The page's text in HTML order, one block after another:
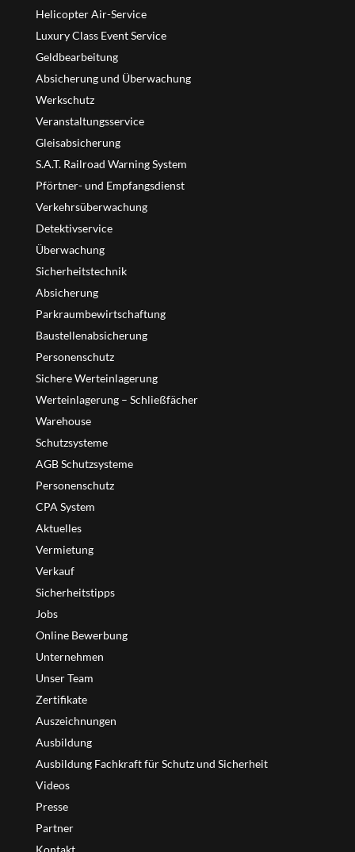
Helicopter Air-Service
Luxury Class Event Service
Geldbearbeitung
Absicherung und Überwachung
Werkschutz
Veranstaltungsservice
Gleisabsicherung
S.A.T. Railroad Warning System
Pförtner- und Empfangsdienst
Verkehrsüberwachung
Detektivservice
Überwachung
Sicherheitstechnik
Absicherung
Parkraumbewirtschaftung
Baustellenabsicherung
Personenschutz
Sichere Werteinlagerung
Werteinlagerung – Schließfächer
Warehouse
Schutzsysteme
AGB Schutzsysteme
Personenschutz
CPA System
Aktuelles
Vermietung
Verkauf
Sicherheitstipps
Jobs
Online Bewerbung
Unternehmen
Unser Team
Zertifikate
Auszeichnungen
Ausbildung
Ausbildung Fachkraft für Schutz und Sicherheit
Videos
Presse
Partner
Kontakt